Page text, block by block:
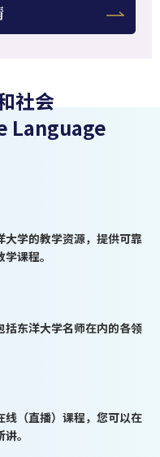
社会
Language
大学的教学资源，提供可靠
课程。
括东洋大学名师在内的各领
线（直播）课程，您可以在
。